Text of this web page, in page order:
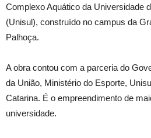
Complexo Aquático da Universidade
(Unisul), construído no campus da
Palhoça.
A obra contou com a parceria do
da União, Ministério do Esporte,
Catarina. É o empreendimento de
universidade.